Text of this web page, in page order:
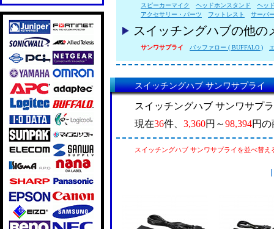
スピーカーマイク
ヘッドホンスタンド
ヘッ
アクセサリー・パーツ
フットレスト サーバ
スイッチングハブの他の
サンワサプライ バッファロー ( BUFFALO )
スイッチングハブ サンワサプライ
スイッチングハブ サンワサプ
現在36件、 3,360円～98,394円
スイッチングハブ サンワサプライを並べ替え